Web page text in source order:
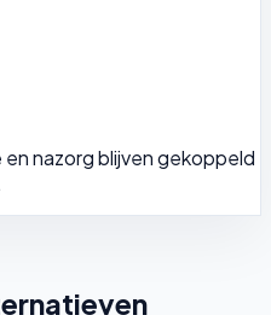
nazorg blijven gekoppeld